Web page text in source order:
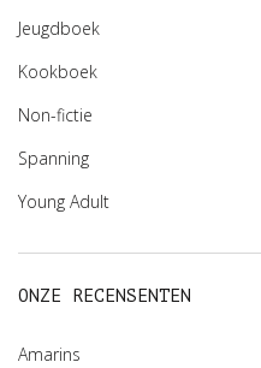
Jeugdboek
Kookboek
Non-fictie
Spanning
Young Adult
ONZE RECENSENTEN
Amarins